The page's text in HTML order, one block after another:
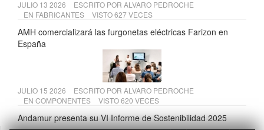
JULIO 13 2026 ESCRITO POR ALVARO PEDROCHE
EN FABRICANTES VISTO 627 VECES
AMH comercializará las furgonetas eléctricas Farizon en
España
JULIO 15 2026 ESCRITO POR ALVARO PEDROCHE
EN COMPONENTES VISTO 620 VECES
Andamur presenta su VI Informe de Sostenibilidad 2025